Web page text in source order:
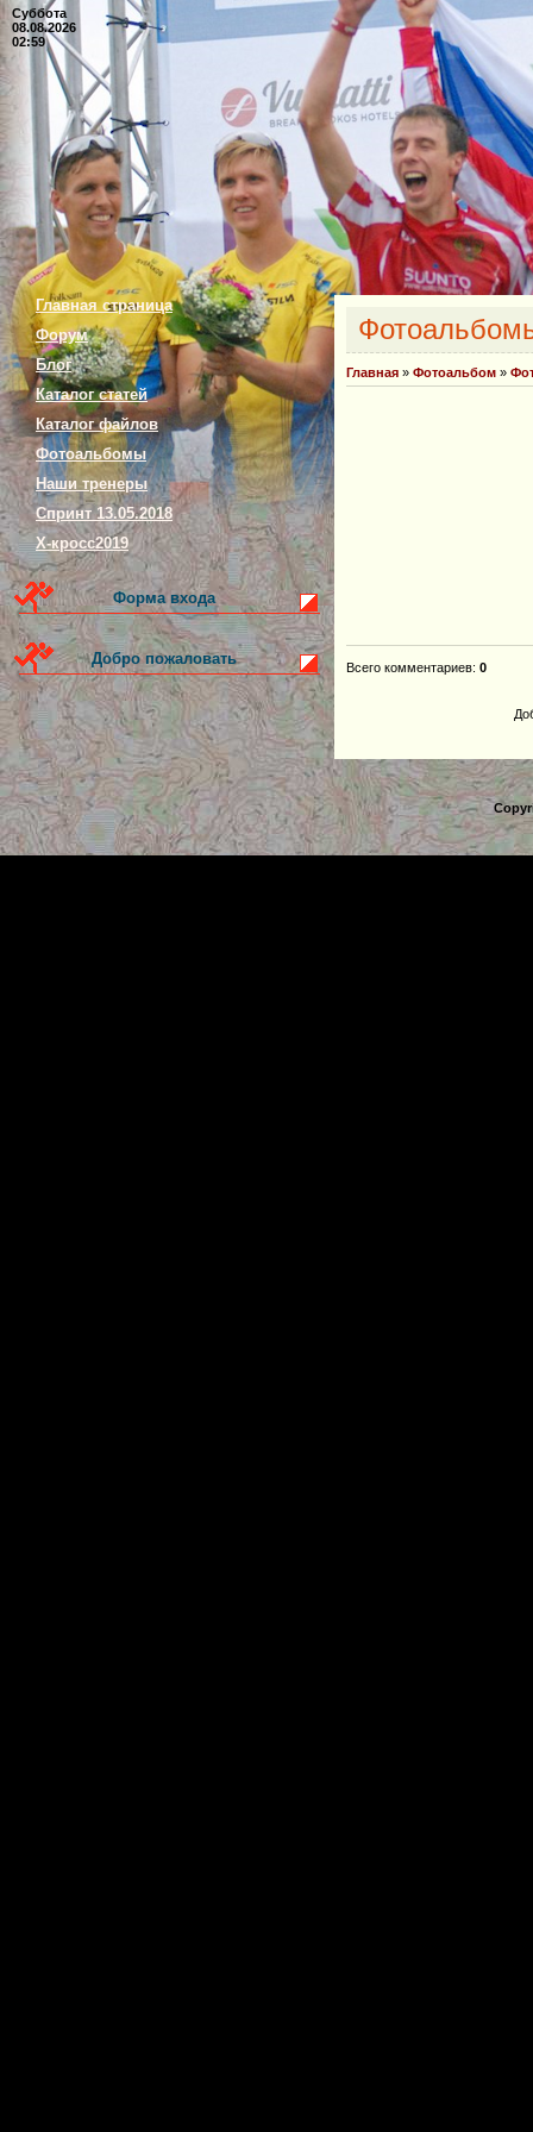
Суббота
08.08.2026
02:59
Главная страница
Форум
Блог
Каталог статей
Каталог файлов
Фотоальбомы
Наши тренеры
Спринт 13.05.2018
Х-кросс2019
Форма входа
Добро пожаловать
Главная » Фотоальбом »
Всего комментариев: 0